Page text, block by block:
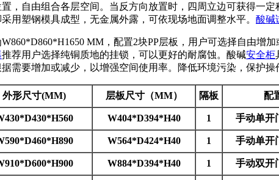
，自由组合各层空间。当反方向放置时，四周立边可获得一定
用塑钢模具成型，无金属外露，可依现场地面调整水平。 酸碱
MM，配置2块PP层板，用户可选择自由
推荐用户选择纯铜质地的挂锁，可以更好的耐腐蚀。酸碱安全柜
需要增加或减少，以增强空间使用率。降低环境污染，保护操
外形尺寸(MM) 层板尺寸（MM） 隔板 配
W404*D394*H40 1 手动单开
W564*D424*H40 1 手动单开
W884*D394*H40 1 手动双开